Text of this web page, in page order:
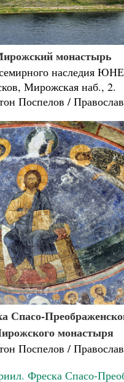
монастырь
наследия
Мирожская наб., 2.
Поспелов /
Спасо-
монастыря
Поспелов /